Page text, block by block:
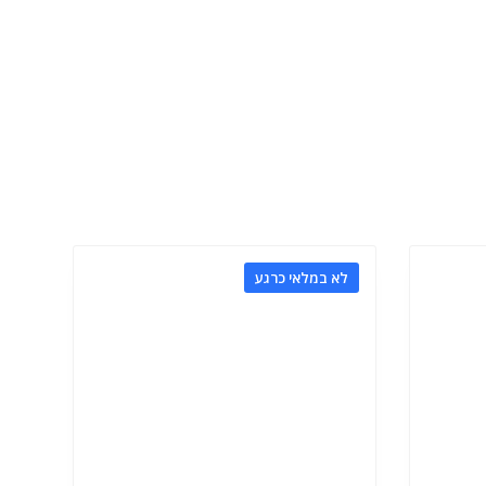
לא במלאי כרגע